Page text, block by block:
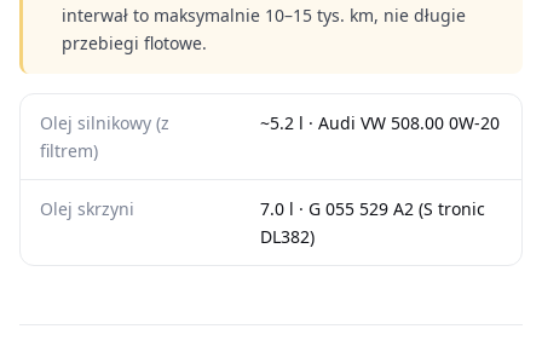
interwał to maksymalnie 10–15 tys. km, nie długie
przebiegi flotowe.
Olej silnikowy (z
filtrem)
~5.2 l · Audi VW 508.00 0W-20
Olej skrzyni
7.0 l · G 055 529 A2 (S tronic
DL382)